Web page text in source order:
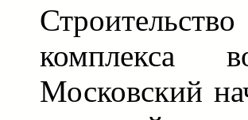
комплекса
Московский